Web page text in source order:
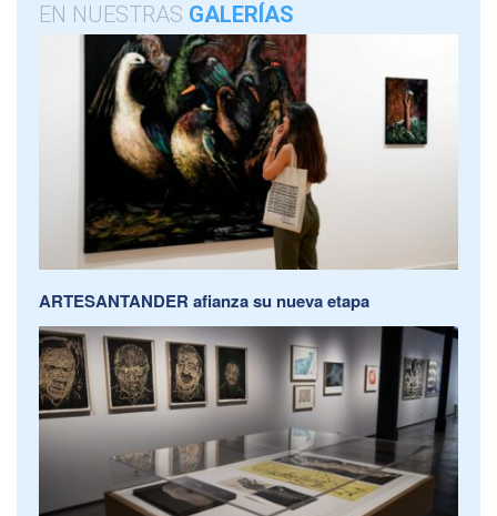
EN NUESTRAS GALERÍAS
ARTESANTANDER afianza su nueva etapa